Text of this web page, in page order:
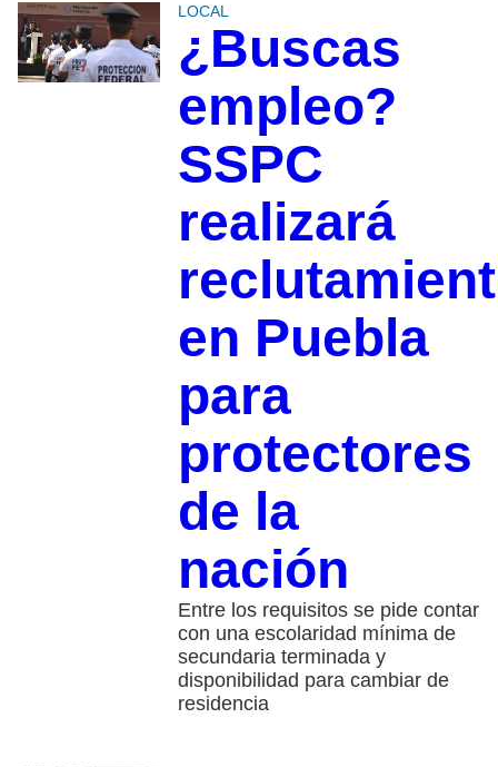
LOCAL
¿Buscas
empleo?
SSPC
realizará
en Puebla
para
protectores
de la
nación
Entre los requisitos se pide contar
con una escolaridad mínima de
secundaria terminada y
disponibilidad para cambiar de
residencia